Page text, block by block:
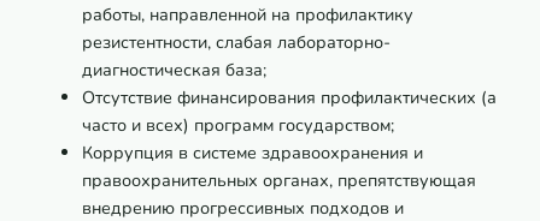
работы, направленной на профилактику
резистентности, слабая лабораторно-
диагностическая база;
Отсутствие финансирования профилактических (а
часто и всех) программ государством;
Коррупция в системе здравоохранения и
правоохранительных органах, препятствующая
внедрению прогрессивных подходов и